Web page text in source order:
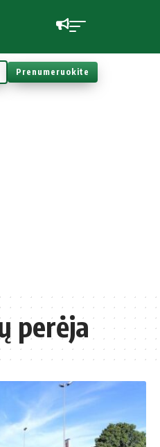
Prenumeruokite
perėja